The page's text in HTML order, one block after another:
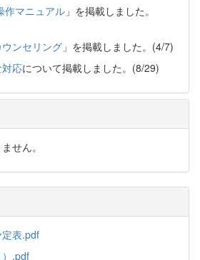
作マニュアル 」を掲載しました。
ンセリング 」を掲載しました。(4/7)
応について掲載しました。(8/29)
せん。
表.pdf
）.pdf